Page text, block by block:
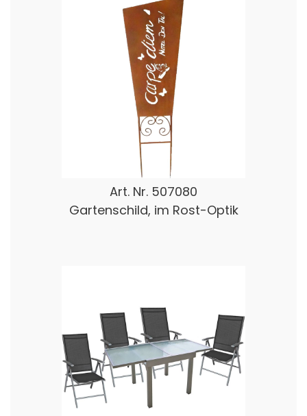
Art. Nr. 507080
Gartenschild, im Rost-Optik